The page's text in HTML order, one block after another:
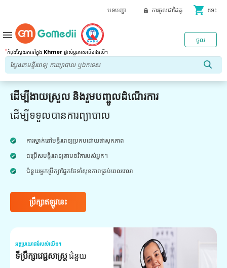
បទបញ្ជា ការចូលជាដៃគូ shopping_cart រទេះ
*កំពុងស្វែងរកនៅក្នុង Khmer ផ្លាស់ប្តូរភាសាពីខាងលើ។
ចូល
menu
ដើម្បីងាយស្រួល និងរួមបញ្ចូលដំណើរការ
ដើម្បីទទួលបានការព្យាបាល
ការស្នាក់នៅមន្ទីរពេទ្យប្រកបដោយផាសុកភាព
ជម្រើសមន្ទីរពេទ្យតាមថវិការបស់អ្នក។
ជំនួយអ្នកប្រឹក្សាផ្នែកថែទាំសុខភាពគ្រប់ពេលវេលា
ប្រឹក្សាឥឡូវនេះ
អត្ថប្រយោជន៍របស់យើង។
ទីប្រឹក្សាវេជ្ជសាស្ត្រជំនួយ